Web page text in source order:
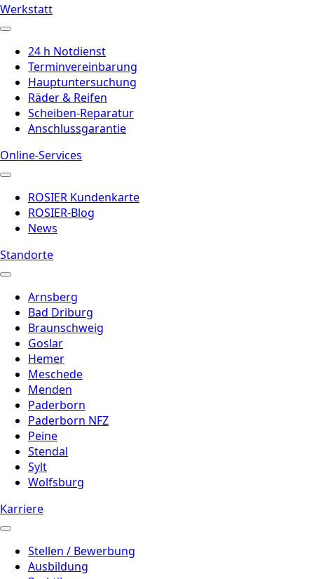
Werkstatt
24 h Notdienst
Terminvereinbarung
Hauptuntersuchung
Räder & Reifen
Scheiben-Reparatur
Anschlussgarantie
Online-Services
ROSIER Kundenkarte
ROSIER-Blog
News
Standorte
Arnsberg
Bad Driburg
Braunschweig
Goslar
Hemer
Meschede
Menden
Paderborn
Paderborn NFZ
Peine
Stendal
Sylt
Wolfsburg
Karriere
Stellen / Bewerbung
Ausbildung